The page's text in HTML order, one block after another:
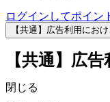
ログインしてポイン
【共通】広告利用にお
【共通】広
閉じる